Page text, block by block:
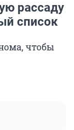
рассаду
список
чтобы